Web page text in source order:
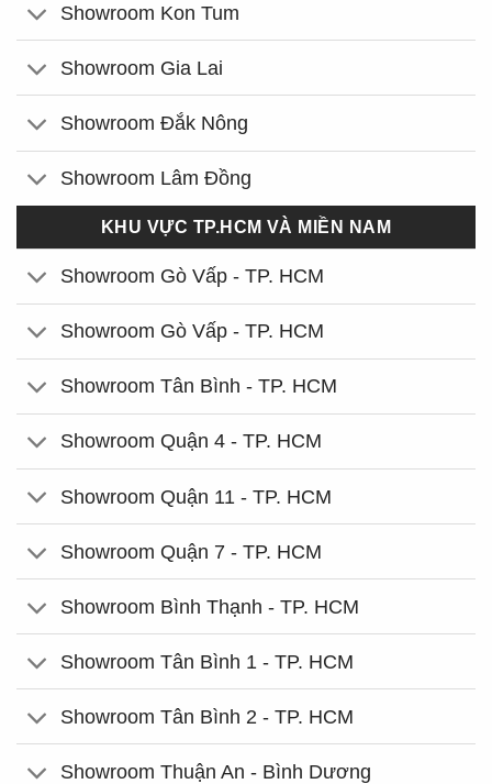
Showroom Kon Tum
Showroom Gia Lai
Showroom Đắk Nông
Showroom Lâm Đồng
KHU VỰC TP.HCM VÀ MIỀN NAM
Showroom Gò Vấp - TP. HCM
Showroom Gò Vấp - TP. HCM
Showroom Tân Bình - TP. HCM
Showroom Quận 4 - TP. HCM
Showroom Quận 11 - TP. HCM
Showroom Quận 7 - TP. HCM
Showroom Bình Thạnh - TP. HCM
Showroom Tân Bình 1 - TP. HCM
Showroom Tân Bình 2 - TP. HCM
Showroom Thuận An - Bình Dương